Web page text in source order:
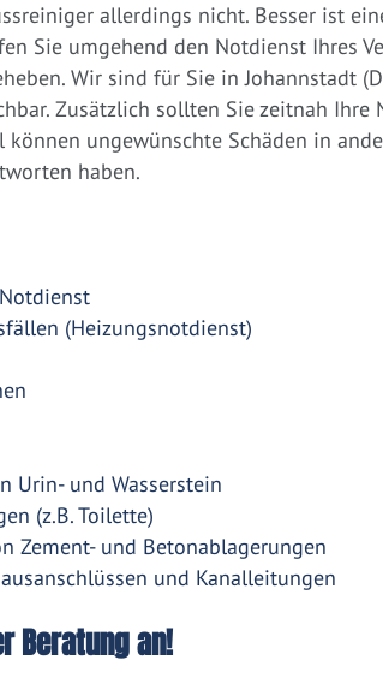
allerdings nicht. Besser ist
Sie umgehend den Notdienst Ihres
Wir sind für Sie in Johannstadt
Zusätzlich sollten Sie zeitnah Ihre
können ungewünschte Schäden in
haben.
(Heizungsnotdienst)
Urin- und Wasserstein
(z.B. Toilette)
Zement- und Betonablagerungen
und Kanalleitungen
Beratung an!